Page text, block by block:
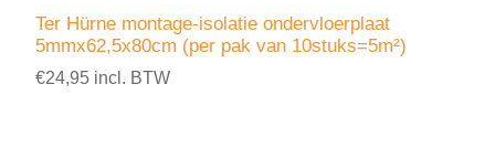
Ter Hürne montage-isolatie ondervloerplaat
5mmx62,5x80cm (per pak van 10stuks=5m²)
€24,95 incl. BTW